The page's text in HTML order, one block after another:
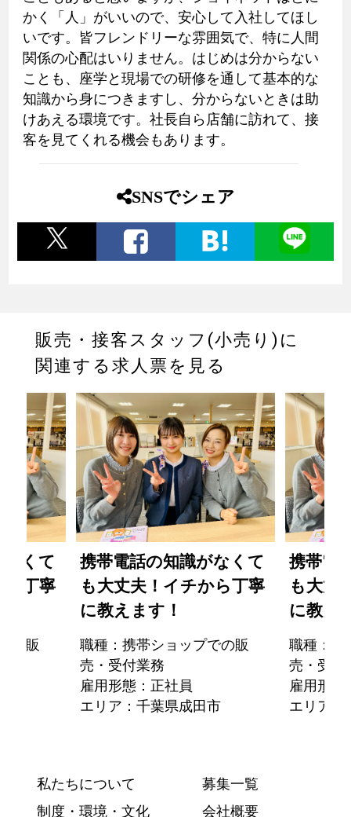
かく「人」がいいので、安心して入社してほし
いです。皆フレンドリーな雰囲気で、特に人間
関係の心配はいりません。はじめは分からない
ことも、座学と現場での研修を通して基本的な
知識から身につきますし、分からないときは助
けあえる環境です。社長自ら店舗に訪れて、接
客を見てくれる機会もあります。
SNSでシェア
販売・接客スタッフ(小売り)に
関連する求人票を見る
くて
ら丁寧
の販
携帯電話の知識がなくて
も大丈夫！イチから丁寧
に教えます！
職種：携帯ショップでの販
売・受付業務
雇用形態：正社員
エリア：千葉県成田市
携帯電
も大丈
に教え
職種：携
売・受付
雇用形態
エリア：
私たちについて
制度・環境・文化
募集一覧
会社概要